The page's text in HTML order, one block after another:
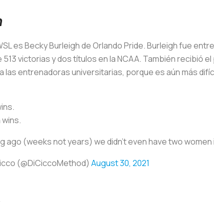
es Becky Burleigh de Orlando Pride. Burleigh fue
victorias y dos títulos en la NCAA. También recibió
las entrenadoras universitarias, porque es aún más
ago (weeks not years) we didn’t even have two women
(@DiCiccoMethod) August 30, 2021